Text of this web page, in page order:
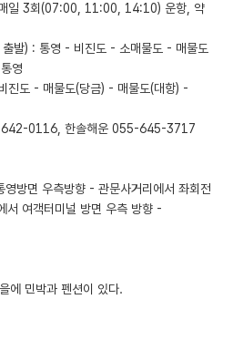
일 3회(07:00, 11:00, 14:10) 운항, 약
발) : 통영 - 비진도 - 소매물도 - 매물도
영
도 - 매물도(당금) - 매물도(대항) -
642-0116, 한솔해운 055-645-3717
방면 우측방향 - 관문사거리에서 좌회전
서 여객터미널 방면 우측 방향 -
에 민박과 펜션이 있다.